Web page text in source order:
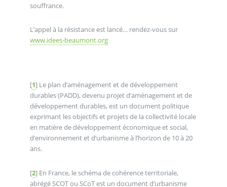
souffrance.
L’appel à la résistance est lancé… rendez-vous sur
www.idees-beaumont.org
[1] Le plan d’aménagement et de développement
durables (PADD), devenu projet d’aménagement et de
développement durables, est un document politique
exprimant les objectifs et projets de la collectivité locale
en matière de développement économique et social,
d’environnement et d’urbanisme à l’horizon de 10 à 20
ans.
[2] En France, le schéma de cohérence territoriale,
abrégé SCOT ou SCoT est un document d’urbanisme